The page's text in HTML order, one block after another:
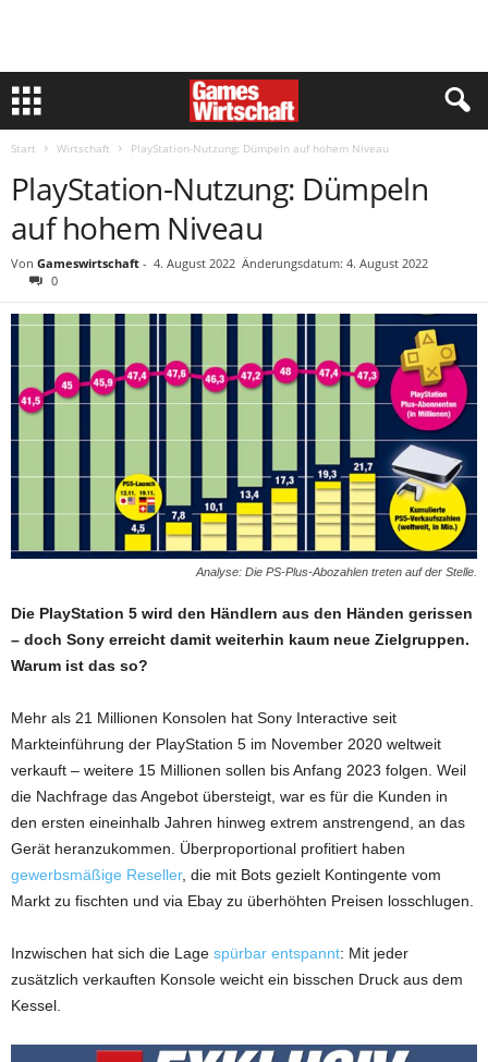
Start Wirtschaft PlayStation-Nutzung: Dümpeln auf hohem Niveau
PlayStation-Nutzung: Dümpeln
auf hohem Niveau
Von Gameswirtschaft - 4. August 2022 Änderungsdatum: 4. August 2022
0
Analyse: Die PS-Plus-Abozahlen treten auf der Stelle.
Die PlayStation 5 wird den Händlern aus den Händen gerissen
– doch Sony erreicht damit weiterhin kaum neue Zielgruppen.
Warum ist das so?
Mehr als 21 Millionen Konsolen hat Sony Interactive seit
Markteinführung der PlayStation 5 im November 2020 weltweit
verkauft – weitere 15 Millionen sollen bis Anfang 2023 folgen. Weil
die Nachfrage das Angebot übersteigt, war es für die Kunden in
den ersten eineinhalb Jahren hinweg extrem anstrengend, an das
Gerät heranzukommen. Überproportional profitiert haben
gewerbsmäßige Reseller, die mit Bots gezielt Kontingente vom
Markt zu fischten und via Ebay zu überhöhten Preisen losschlugen.
Inzwischen hat sich die Lage spürbar entspannt: Mit jeder
zusätzlich verkauften Konsole weicht ein bisschen Druck aus dem
Kessel.